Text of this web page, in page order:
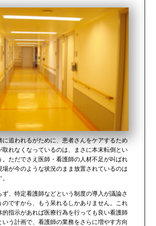
に追われるがために、患者さんをケアするため
取れなくなっているのは、まさに本末転倒とい
。ただでさえ医師・看護師の人材不足が叫ばれ
場が今のような状況のまま放置されているのは
ず、特定看護師などという制度の導入が議論さ
のですから、もう呆れるしかありません。これ
的指示があれば医療行為を行っても良い看護師
いう計画で、看護師の業務をさらに増やす方向